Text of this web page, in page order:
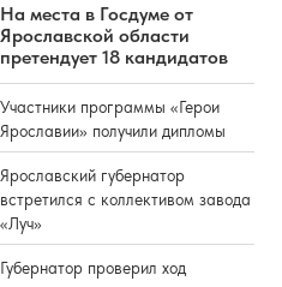
На места в Госдуме от
Ярославской области
претендует 18 кандидатов
Участники программы «Герои
Ярославии» получили дипломы
Ярославский губернатор
встретился с коллективом завода
«Луч»
Губернатор проверил ход